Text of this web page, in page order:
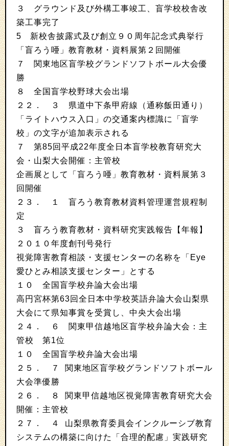
３ グラウンド及び外構工事竣工、盲学校校舎改
築工事完了
5 新校舎披露式及び創立９０周年記念式典挙行
「盲ろう唖」教育教材・資料展第２回開催
７ 関東地区盲学校グランドソフトボール大会優
勝
８ 全国盲学校野球大会出場
２２． ３ 県道中下条甲府線（通称飯田通り）
「ライトハウス入口」の交通案内標識に「盲学
校」の文字が追加表示される
７ 第85回平成22年度全日本盲学校教育研究大
会・山梨大会開催：主管校
企画展として「盲ろう唖」教育教材・資料展第３
回開催
２３． １ 盲ろう教育教材資料管理運営規程制
定
３ 盲ろう教育教材・資料研究実践報告【年報】
２０１０年度創刊号発行
視覚障害教育相談・支援センターの名称を「Eye
愛ひとみ相談支援センター」とする
１０ 全国盲学校弁論大会出場
高円宮杯第63回全日本中学校英語弁論大会山梨県
大会にて県知事賞を受賞し、中央大会出場
２４． ６ 関東甲信越地区盲学校弁論大会：主
管校 第1位
１０ 全国盲学校弁論大会出場
２５． ７ 関東地区盲学校グランドソフトボール
大会準優勝
２６． ８ 関東甲信越地区視覚障害教育研究大会
開催：主管校
２７． ４ 山梨県教育委員会インクルーシブ教育
システムの構築に向けた「合理的配慮」実践研究